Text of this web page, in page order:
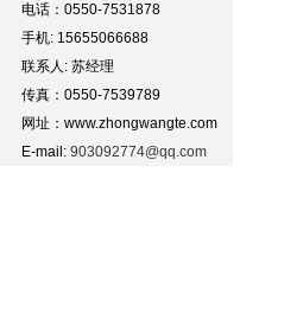
电话：0550-7531878
手机: 15655066688
联系人: 苏经理
传真：0550-7539789
网址：www.zhongwangte.com
E-mail: 903092774@qq.com